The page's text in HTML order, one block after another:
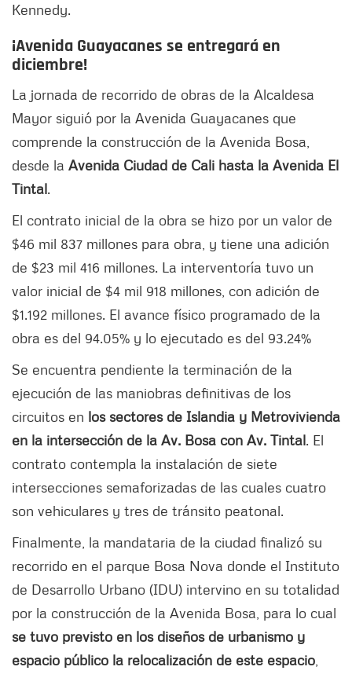
Kennedy.
¡Avenida Guayacanes se entregará en
diciembre!
La jornada de recorrido de obras de la Alcaldesa
Mayor siguió por la Avenida Guayacanes que
comprende la construcción de la Avenida Bosa,
desde la Avenida Ciudad de Cali hasta la Avenida El
Tintal.
El contrato inicial de la obra se hizo por un valor de
$46 mil 837 millones para obra, y tiene una adición
de $23 mil 416 millones. La interventoría tuvo un
valor inicial de $4 mil 918 millones, con adición de
$1.192 millones. El avance físico programado de la
obra es del 94.05% y lo ejecutado es del 93.24%
Se encuentra pendiente la terminación de la
ejecución de las maniobras definitivas de los
circuitos en los sectores de Islandia y Metrovivienda
en la intersección de la Av. Bosa con Av. Tintal. El
contrato contempla la instalación de siete
intersecciones semaforizadas de las cuales cuatro
son vehiculares y tres de tránsito peatonal.
Finalmente, la mandataria de la ciudad finalizó su
recorrido en el parque Bosa Nova donde el Instituto
de Desarrollo Urbano (IDU) intervino en su totalidad
por la construcción de la Avenida Bosa, para lo cual
se tuvo previsto en los diseños de urbanismo y
espacio público la relocalización de este espacio